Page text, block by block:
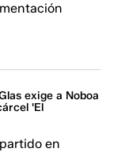
exige a Noboa
'El
en